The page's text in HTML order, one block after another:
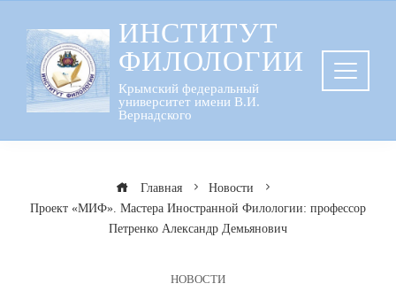
содержанию
ИНСТИТУТ
ФИЛОЛОГИИ
Крымский федеральный
университет имени В.И.
Вернадского
Главная
Новости
Проект «МИФ». Мастера Иностранной Филологии: профессор
Петренко Александр Демьянович
НОВОСТИ